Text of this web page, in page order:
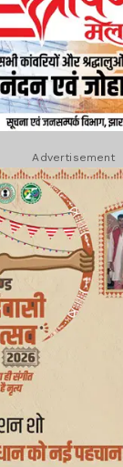
Advertisement